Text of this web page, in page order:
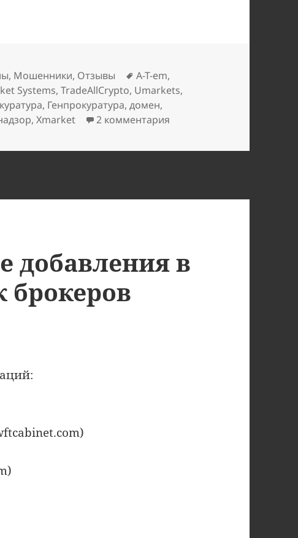
, Мошенники, Отзывы Метки
A-T-em,
Systems,TradeAllCrypto, Umarkets,
, Генпрокуратура,домен,
,Хmarket 2 комментария
добавления в
брокеров